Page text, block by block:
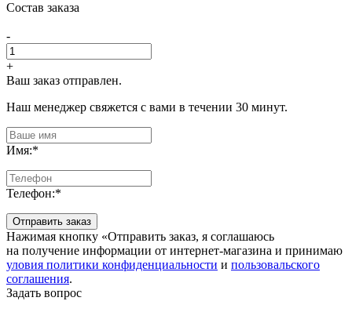
Состав заказа
-
+
Ваш заказ отправлен.
Наш менеджер свяжется с вами в течении 30 минут.
Имя:*
Телефон:*
Отправить заказ
Нажимая кнопку «Отправить заказ, я соглашаюсь
на получение информации от интернет-магазина и принимаю
уловия политики конфиденциальности и пользовальского
соглашения.
Задать вопрос